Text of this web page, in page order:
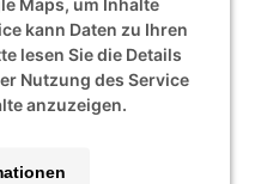
kann Daten zu Ihren
lesen Sie die Details
Nutzung des Service
anzuzeigen.